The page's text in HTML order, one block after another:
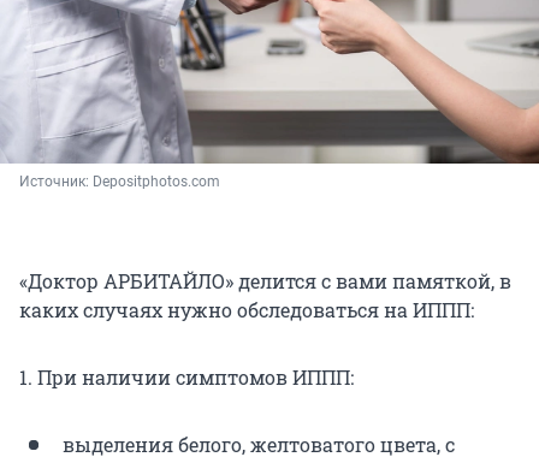
Источник: Depositphotos.com
«Доктор АРБИТАЙЛО» делится с вами памяткой, в
каких случаях нужно обследоваться на ИППП:
1. При наличии симптомов ИППП:
выделения белого, желтоватого цвета, с